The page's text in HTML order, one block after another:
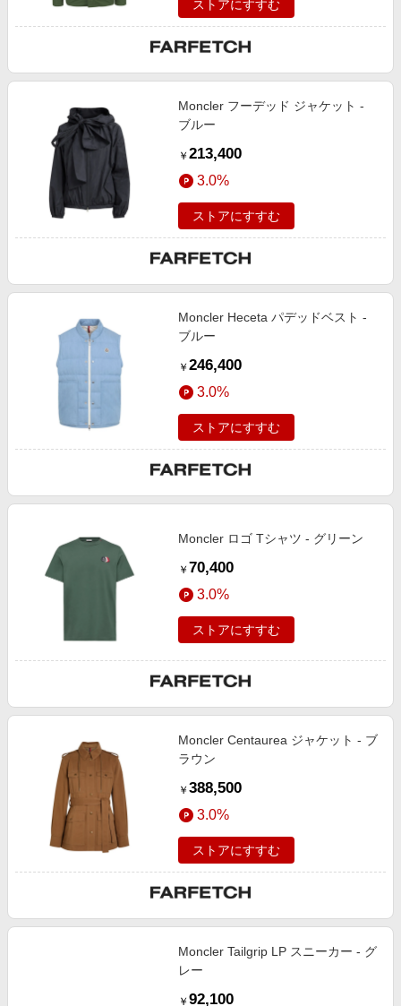
ストアにすすむ
Moncler フーデッド ジャケット -
ブルー
￥ 213,400
3.0%
ストアにすすむ
Moncler Heceta パデッドベスト -
ブルー
￥ 246,400
3.0%
ストアにすすむ
Moncler ロゴ Tシャツ - グリーン
￥ 70,400
3.0%
ストアにすすむ
Moncler Centaurea ジャケット - ブ
ラウン
￥ 388,500
3.0%
ストアにすすむ
Moncler Tailgrip LP スニーカー - グ
レー
￥ 92,100